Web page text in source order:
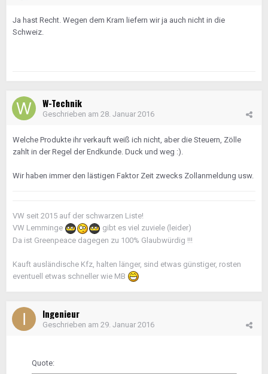
Ja hast Recht. Wegen dem Kram liefern wir ja auch nicht in die
Schweiz.
W-Technik
Geschrieben am 28. Januar 2016
Welche Produkte ihr verkauft weiß ich nicht, aber die Steuern, Zölle
zahlt in der Regel der Endkunde. Duck und weg :).
Wir haben immer den lästigen Faktor Zeit zwecks Zollanmeldung usw.
VW seit 2015 auf der schwarzen Liste!
VW Lemminge
gibt es viel zuviele (leider)
Da ist Greenpeace dagegen zu 100% Glaubwürdig !!!
Kauft ausländische Kfz, halten länger, sind etwas günstiger, rosten
eventuell etwas schneller wie MB
Ingenieur
Geschrieben am 29. Januar 2016
Quote: